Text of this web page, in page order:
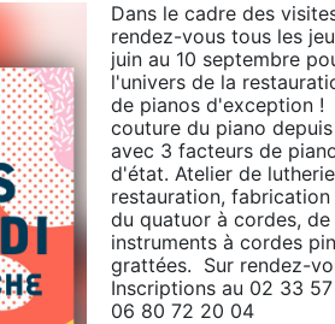
Dans le cadre des
rendez-vous tous les
juin au 10 septembre
l'univers de la
de pianos d'exception !
couture du piano
avec 3 facteurs de
d'état. Atelier de
restauration,
du quatuor à cordes,
instruments à cordes
grattées.  Sur rendez-
Inscriptions au 02 33
06 80 72 20 04